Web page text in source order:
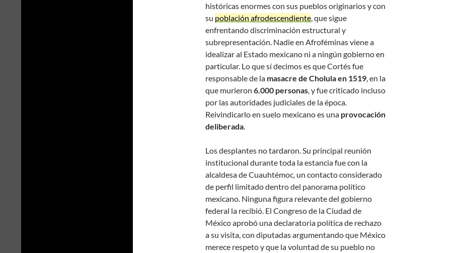
históricas enormes con sus pueblos originarios y con
su población afrodescendiente, que sigue
enfrentando discriminación estructural y
subrepresentación. Nadie en Afroféminas viene a
idealizar al Estado mexicano ni a ningún gobierno en
particular. Lo que sí decimos es que Cortés fue
responsable de la masacre de Cholula en 1519, en la
que murieron 6.000 personas, y fue criticado incluso
por las autoridades judiciales de la época.
Reivindicarlo en suelo mexicano es una provocación
deliberada.
Los desplantes no tardaron. Su principal reunión
institucional durante toda la estancia fue con la
alcaldesa de Cuauhtémoc, un contacto considerado
de perfil limitado dentro del panorama político
mexicano. Ninguna figura relevante del gobierno
federal la recibió. El Congreso de la Ciudad de
México aprobó una declaratoria política de rechazo
a su visita, con diputadas argumentando que México
merece respeto y que la voluntad de su pueblo no